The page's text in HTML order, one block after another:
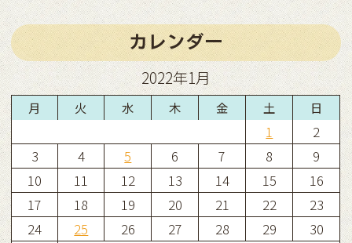
カレンダー
2022年1月
月 火 水 木 金 土 日
1
2
3
4 5 6 7 8
9
10
11 12 13 14 15
16
17
18 19 20 21 22
23
24
25 26 27 28 29
30